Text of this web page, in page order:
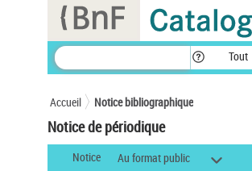
Tout
Accueil Notice bibliographique
Notice de périodique
Notice Au format public
Panneau de gestion des cookies